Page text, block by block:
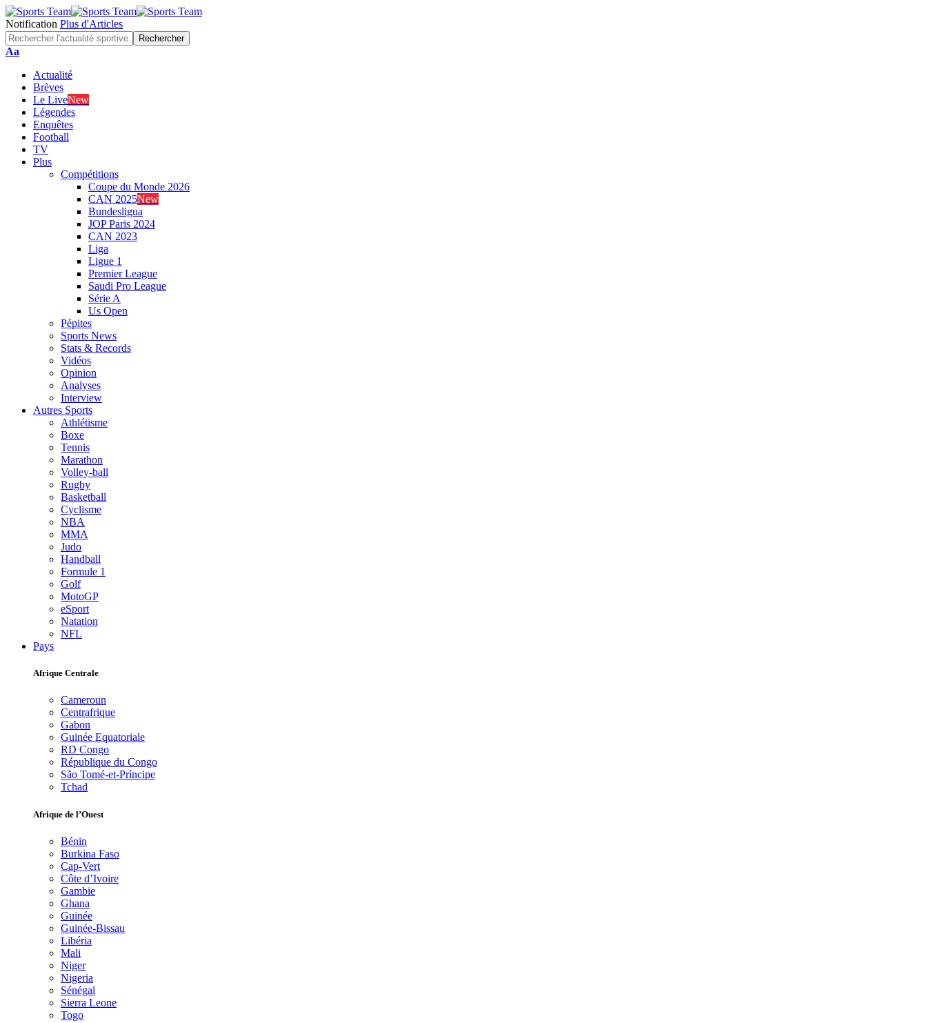
Notification Plus d'Articles
Font
Aa
Actualité
Brèves
Le LiveNew
Légendes
Enquêtes
Football
TV
Plus
Compétitions
Coupe du Monde 2026
CAN 2025New
Bundesligua
JOP Paris 2024
CAN 2023
Liga
Ligue 1
Premier League
Saudi Pro League
Série A
Us Open
Pépites
Sports News
Stats & Records
Vidéos
Opinion
Analyses
Interview
Autres Sports
Athlétisme
Boxe
Tennis
Marathon
Volley-ball
Rugby
Basketball
Cyclisme
NBA
MMA
Judo
Handball
Formule 1
Golf
MotoGP
eSport
Natation
NFL
Pays
Afrique Centrale
Cameroun
Centrafrique
Gabon
Guinée Equatoriale
RD Congo
République du Congo
São Tomé-et-Príncipe
Tchad
Afrique de l’Ouest
Bénin
Burkina Faso
Cap-Vert
Côte d’Ivoire
Gambie
Ghana
Guinée
Guinée-Bissau
Libéria
Mali
Niger
Nigeria
Sénégal
Sierra Leone
Togo